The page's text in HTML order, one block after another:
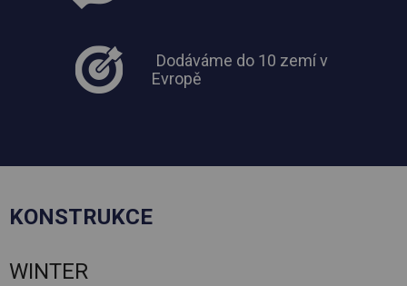
Dodáváme do 10 zemí v
Evropě
KONSTRUKCE
WINTER